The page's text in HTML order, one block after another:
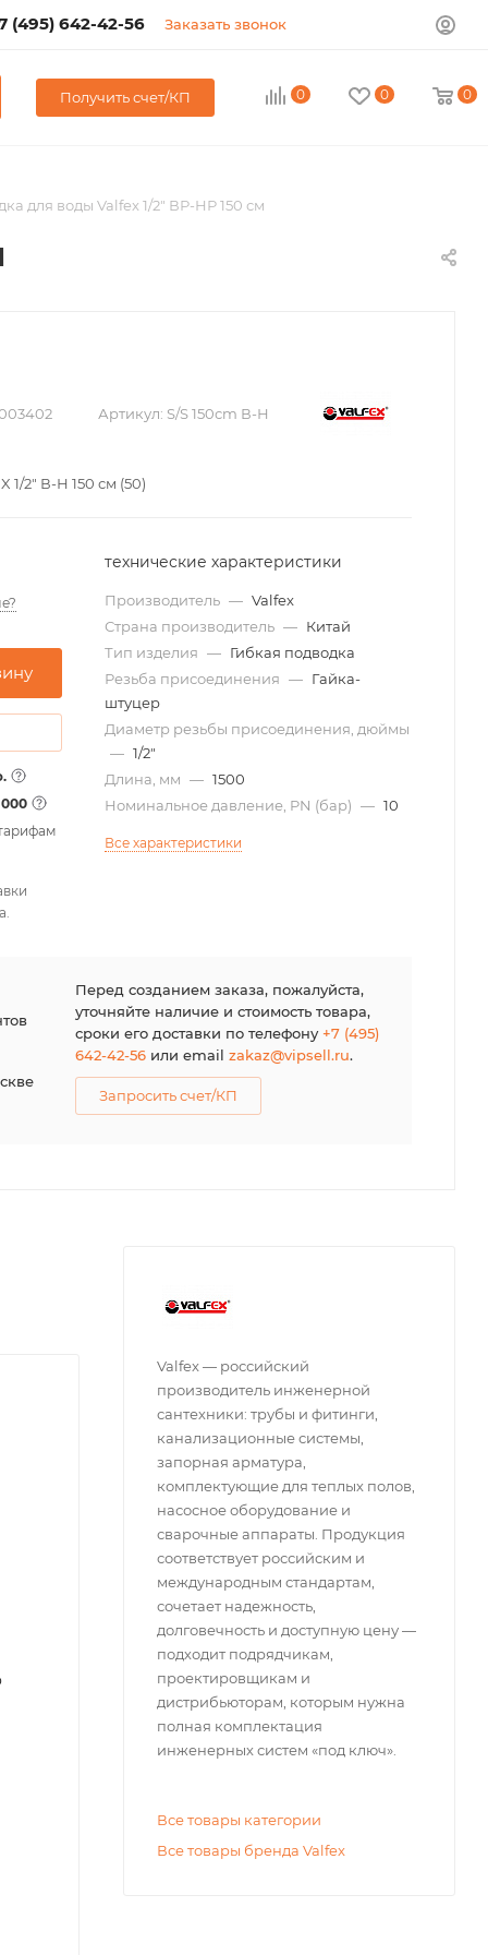
(495) 642-42-56 Заказать звонок
Получить счет/КП 0 0 0
для воды Valfex 1/2" ВР-НР 150 см
Артикул: S/S 150сm В-Н
1/2" В-Н 150 см (50)
технические характеристики
Производитель — Valfex
Страна производитель — Китай
Тип изделия — Гибкая подводка
Резьба присоединения — Гайка-
штуцер
Диаметр резьбы присоединения, дюймы
— 1/2"
Длина, мм — 1500
Номинальное давление, PN (бар) — 10
Все характеристики
Перед созданием заказа, пожалуйста,
уточняйте наличие и стоимость товара,
сроки его доставки по телефону+7 (495)
642-42-56или email zakaz@vipsell.ru.
Запросить счет/КП
Valfex — российский
производитель инженерной
сантехники: трубы и фитинги,
канализационные системы,
запорная арматура,
комплектующие для теплых полов,
насосное оборудование и
сварочные аппараты. Продукция
соответствует российским и
международным стандартам,
сочетает надежность,
долговечность и доступную цену —
подходит подрядчикам,
проектировщикам и
дистрибьюторам, которым нужна
полная комплектация
инженерных систем «под ключ».
Все товары категории
Все товары бренда Valfex